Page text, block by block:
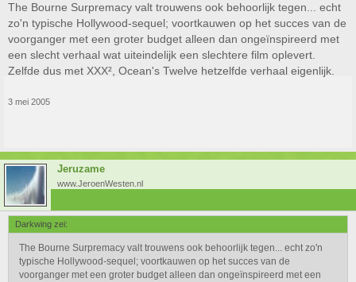
The Bourne Surpremacy valt trouwens ook behoorlijk tegen... echt
zo'n typische Hollywood-sequel; voortkauwen op het succes van de
voorganger met een groter budget alleen dan ongeïnspireerd met
een slecht verhaal wat uiteindelijk een slechtere film oplevert.
Zelfde dus met XXX², Ocean's Twelve hetzelfde verhaal eigenlijk.
3 mei 2005
Jeruzame
www.JeroenWesten.nl
Darkwing zei:
The Bourne Surpremacy valt trouwens ook behoorlijk tegen... echt zo'n
typische Hollywood-sequel; voortkauwen op het succes van de
voorganger met een groter budget alleen dan ongeïnspireerd met een